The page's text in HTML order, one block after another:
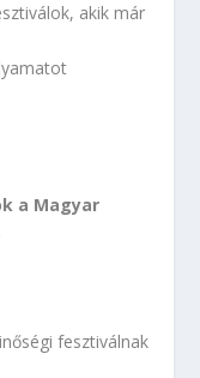
akik már
a Magyar
fesztiválnak